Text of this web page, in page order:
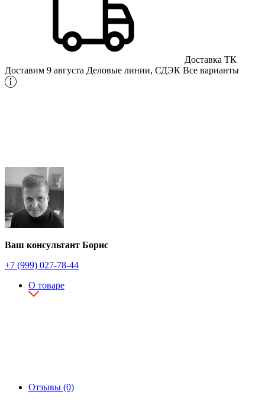
Доставка ТК
Доставим 9 августа Деловые линии, СДЭК Все варианты
Ваш консультант Борис
+7 (999) 027-78-44
О товаре
Отзывы (0)